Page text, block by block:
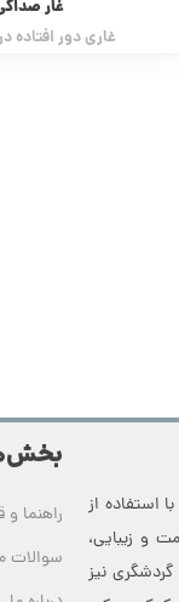
غار
غاری دور افتاده
استفاده از
و زیبایی،
نیز
راهنما و
سوالات